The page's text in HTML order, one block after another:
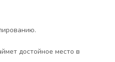
достойное место в